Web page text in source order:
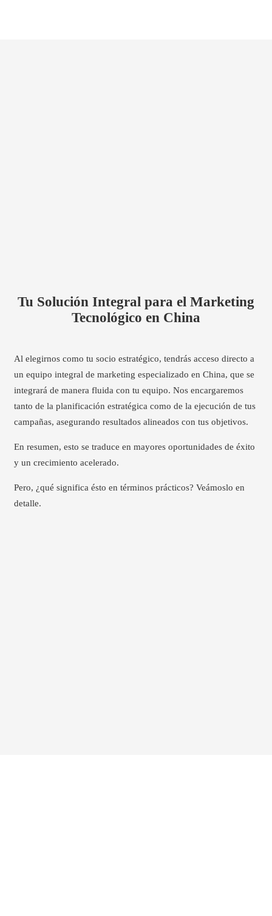
Tu Solución Integral para el Marketing
Tecnológico en China
Al elegirnos como tu socio estratégico, tendrás acceso directo a
un equipo integral de marketing especializado en China, que se
integrará de manera fluida con tu equipo. Nos encargaremos
tanto de la planificación estratégica como de la ejecución de tus
campañas, asegurando resultados alineados con tus objetivos.
En resumen, esto se traduce en mayores oportunidades de éxito
y un crecimiento acelerado.
Pero, ¿qué significa ésto en términos prácticos? Veámoslo en
detalle.